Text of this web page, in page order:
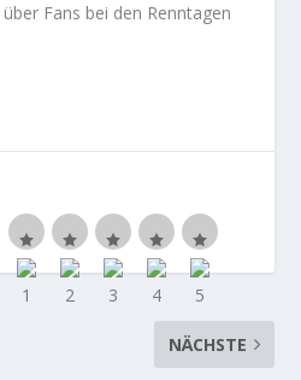
Fans bei den Renntagen
NÄCHSTE